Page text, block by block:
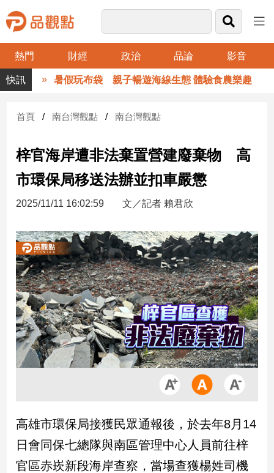
熱門 財經 政治 品論 影音
品
觀
財
台
灣
財
新
產
經/
股
市
房
地
產
品
政
治
政
暑假玩布袋 親子暢遊海線生態 體驗食農樂趣
首頁 南台灣觀點 南台灣觀點
梓官海岸遭非法棄置營建廢棄物 高
市環保局移送法辦並扣車嚴懲
2025/11/11 16:02:59 文／記者 賴君欣
高雄市環保局接獲民眾通報後，於去年8月14
日會同保七總隊與南區管理中心人員前往梓
官區赤崁新段海岸查察，當場查獲楊姓司機